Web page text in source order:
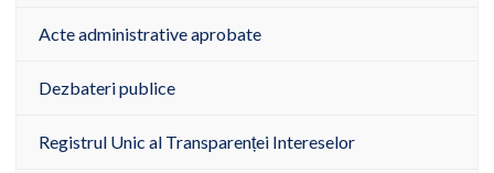
Acte administrative aprobate
Dezbateri publice
Registrul Unic al Transparenței Intereselor